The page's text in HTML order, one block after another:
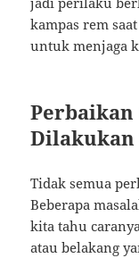
kampas rem
untuk menjaga
Perbaikan
Tidak semua
Beberapa
kita tahu
atau belakang